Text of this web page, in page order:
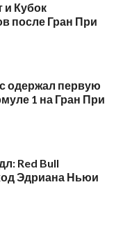
и Кубок
после Гран При
одержал первую
1 на Гран При
Red Bull
Эдриана Ньюи